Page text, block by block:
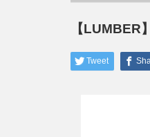
【LUMBER
Tweet